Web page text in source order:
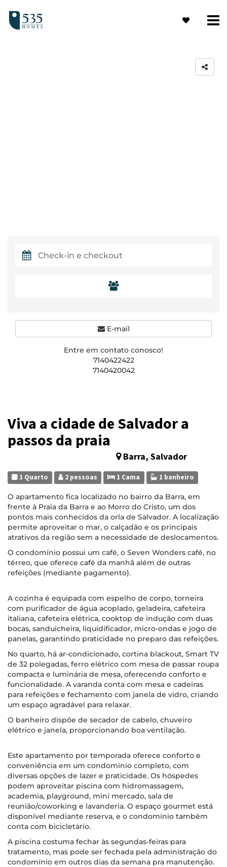
Viva a cidade de Salvador a
passos da praia
Barra, Salvador
1 Quarto 2 pessoas 1 Cama 1 banheiro
O apartamento fica localizado no bairro da Barra, em
frente à Praia da Barra e ao Morro do Cristo, um dos
pontos mais conhecidos da orla de Salvador. A localização
permite aproveitar o mar, o calçadão e os principais
atrativos da região sem a necessidade de deslocamentos.
O condomínio possui um café, o Seven Wonders café, no
térreo, que oferece café da manhã além de outras
refeições (mediante pagamento).
A cozinha é equipada com espelho de corpo, torneira
com purificador de água acoplado, geladeira, cafeteira
italiana, cafeteira elétrica, cooktop de indução com duas
bocas, sanduicheira, liquidificador, micro-ondas e jogo de
panelas, garantindo praticidade no preparo das refeições.
No quarto, há ar-condicionado, cortina blackout, Smart TV
de 32 polegadas, ferro elétrico com mesa de passar roupa
compacta e luminária de mesa, oferecendo conforto e
funcionalidade. A varanda conta com mesa e cadeiras
para refeições e fechamento com janela de vidro, criando
um espaço agradável para relaxar.
O banheiro dispõe de secador de cabelo, chuveiro
elétrico e janela, proporcionando boa ventilação.
Este apartamento por temporada oferece conforto e
conveniência em um condomínio completo, com
diversas opções de lazer e praticidade. Os hóspedes
podem aproveitar piscina com hidromassagem,
academia, playground, mini mercado, sala de
reunião/coworking e lavanderia. O espaço gourmet está
disponível mediante reserva, e o condomínio também
conta com bicicletário.
A piscina costuma fechar às segundas-feiras para
tratamento, mas pode ser fechada pela administração do
condomínio em outros dias da semana pra manutenção.
E-mail
Entre em contato conosco!
7140422422
7140420042